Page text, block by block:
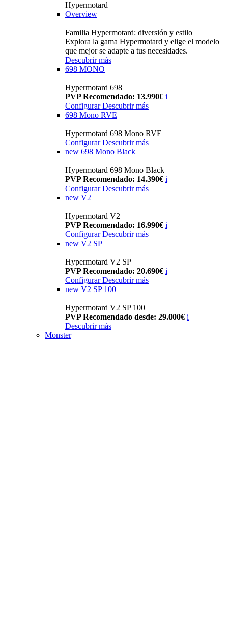
Hypermotard
Overview
Familia Hypermotard: diversión y estilo
Explora la gama Hypermotard y elige el modelo
que mejor se adapte a tus necesidades.
Descubrir más
698 MONO
Hypermotard 698
PVP Recomendado: 13.990€ i
ConfigurarDescubrir más
698 Mono RVE
Hypermotard 698 Mono RVE
Configurar Descubrir más
new 698 Mono Black
Hypermotard 698 Mono Black
PVP Recomendado: 14.390€ i
Configurar Descubrir más
new V2
Hypermotard V2
PVP Recomendado: 16.990€ i
Configurar Descubrir más
new V2 SP
Hypermotard V2 SP
PVP Recomendado: 20.690€ i
Configurar Descubrir más
new V2 SP 100
Hypermotard V2 SP 100
PVP Recomendado desde: 29.000€ i
Descubrir más
Monster